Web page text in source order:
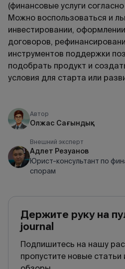
(финансовые услуги
Можно воспользоваться и
инвестировании,
договоров,
инструментов поддержки
подобрать продукт и
условия для старта или
Автор
Олжас Сағындық
Внешний эксперт
Адлет Резуанов
Юрист-консультант по
спорам
Держите руку на
journal
Подпишитесь на нашу
пропустите новые статьи